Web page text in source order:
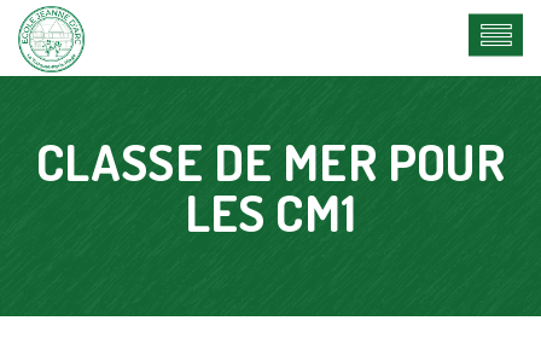
CLASSE DE MER POUR
LES CM1